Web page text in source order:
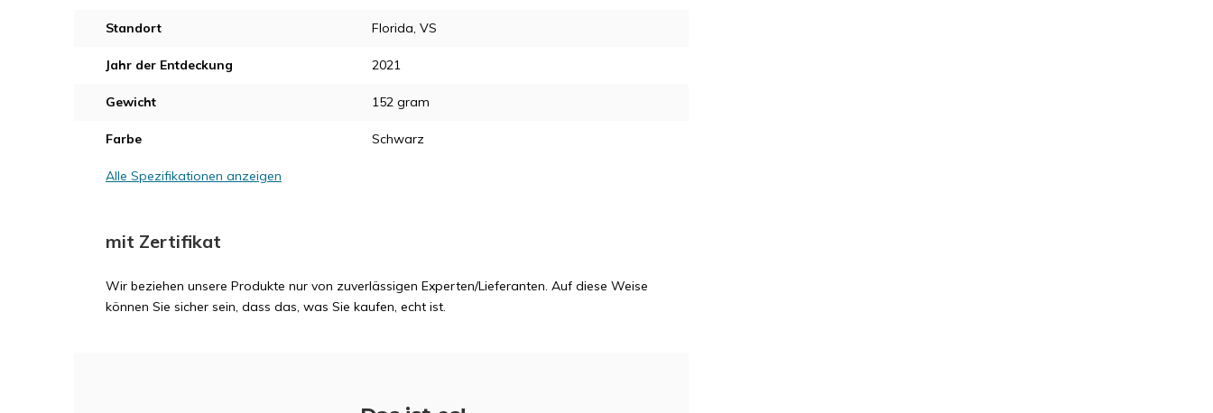
Standort Florida, VS
Jahr der Entdeckung 2021
Gewicht 152 gram
Farbe Schwarz
Alle Spezifikationen anzeigen
mit Zertifikat
Wir beziehen unsere Produkte nur von zuverlässigen Experten/Lieferanten. Auf diese Weise
können Sie sicher sein, dass das, was Sie kaufen, echt ist.